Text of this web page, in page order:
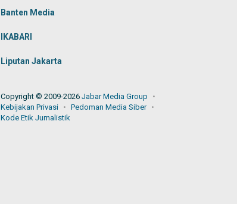
Banten Media
IKABARI
Liputan Jakarta
Copyright © 2009-2026Jabar Media Group
Kebijakan Privasi
Pedoman Media Siber
Kode Etik Jurnalistik